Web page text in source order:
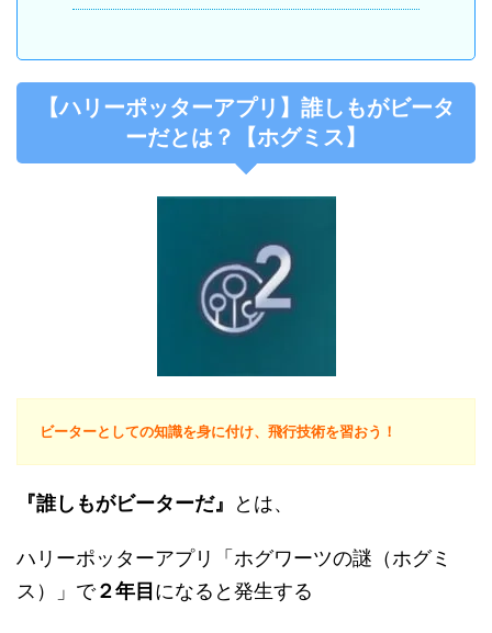
【ハリーポッターアプリ】誰しもがビータ
ーだとは？【ホグミス】
ビーターとしての知識を身に付け、飛行技術を習おう！
『誰しもがビーターだ』 とは、
ハリーポッターアプリ「ホグワーツの謎（ホグミ
ス）」で２年目 になると発生する